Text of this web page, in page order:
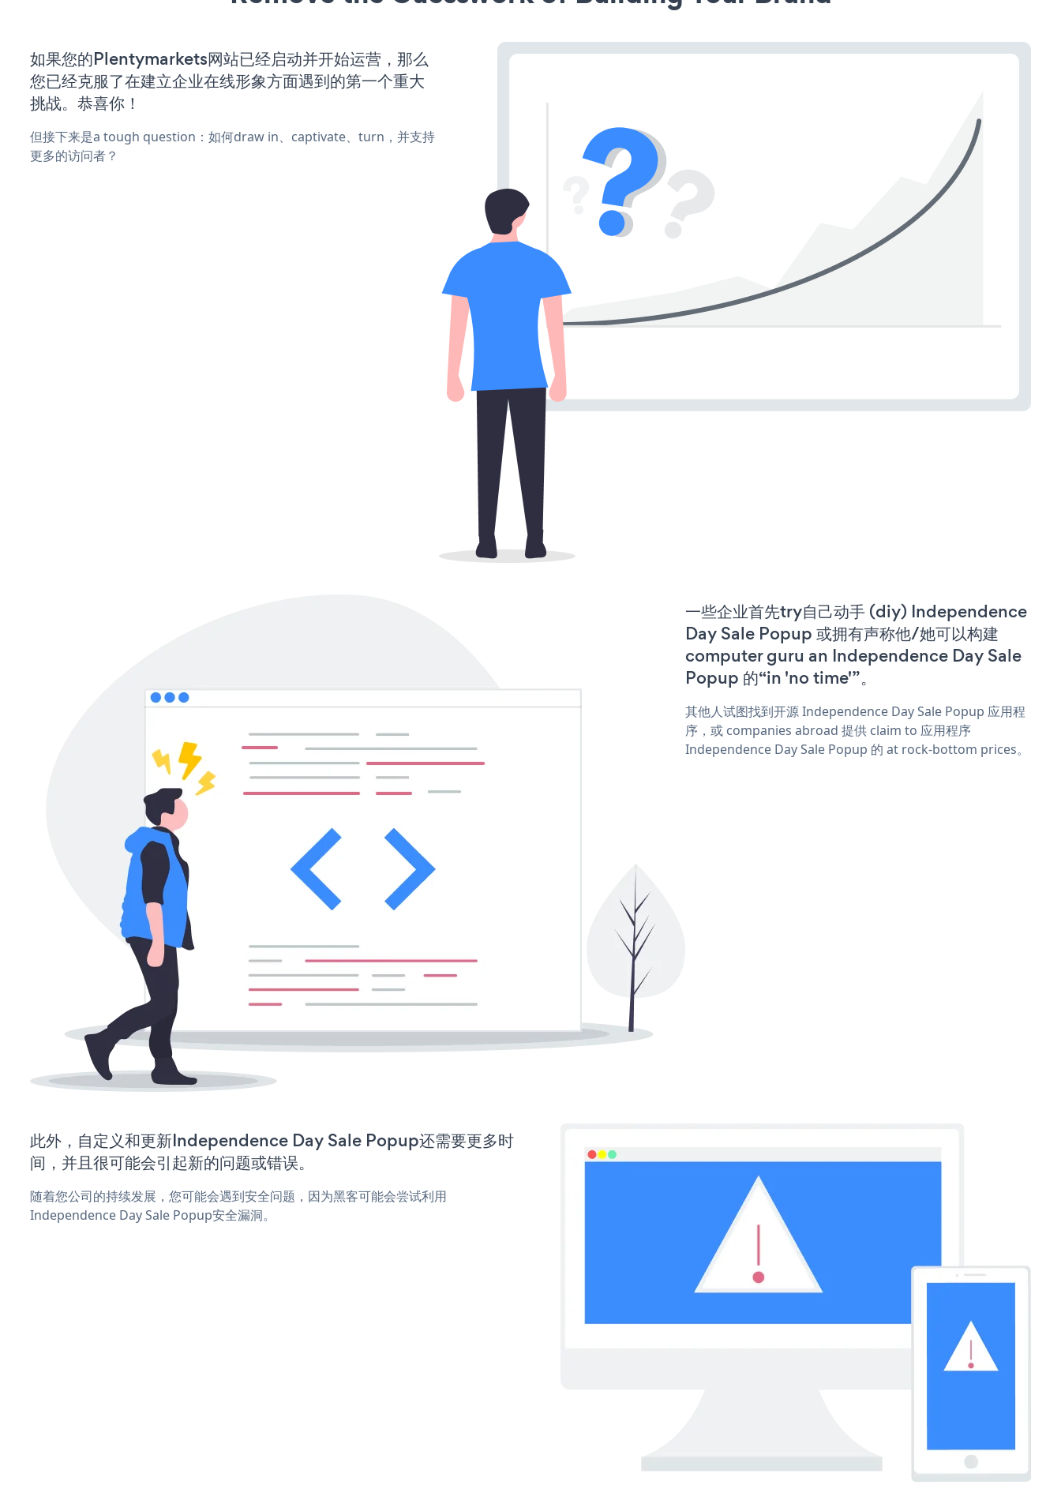
如果您的Plentymarkets网站已经启动并开始运营，那么
您已经克服了在建立企业在线形象方面遇到的第一个重大
挑战。恭喜你！
但接下来是a tough question：如何draw in、captivate、turn，并支持
更多的访问者？
一些企业首先try自己动手 (diy) Independence
Day Sale Popup 或拥有声称他/她可以构建
computer guru an Independence Day Sale
Popup 的“in 'no time'”。
其他人试图找到开源 Independence Day Sale Popup 应用程
序，或 companies abroad 提供 claim to 应用程序
Independence Day Sale Popup 的 at rock-bottom prices。
此外，自定义和更新Independence Day Sale Popup还需要更多时
间，并且很可能会引起新的问题或错误。
随着您公司的持续发展，您可能会遇到安全问题，因为黑客可能会尝试利用
Independence Day Sale Popup安全漏洞。